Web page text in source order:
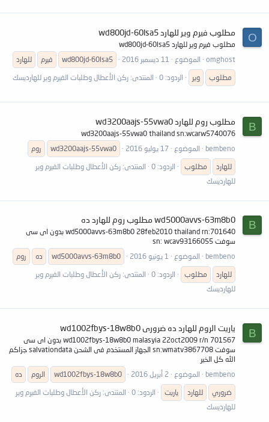
O مطلوب فيرم وير للهارد wd800jd-60lsa5
مطلوب فيرم وير للهارد wd800jd-60lsa5
omghost
الموضوع 11 ديسمبر 2016 wd800jd-60lsa5 فيرم
للهارد
مطلوب
وير الردود: 0 المنتدى: ركن الأعطال وطلبات الفيرم وير للهارديسك
B مطلوب روم للهارد wd3200aajs-55vwa0
wd3200aajs-55vwa0 thailand sn:wcarw5740076
bembeno
الموضوع 17 يوليو 2016 wd3200aajs-55vwa0
روم
للهارد
مطلوب الردود: 0 المنتدى: ركن الأعطال وطلبات الفيرم وير
للهارديسك
B wd5000avvs-63m8b0 مطلوب روم للهارد ده
wd5000avvs-63m8b0 28feb2010 thailand rn:701640 بدون اى سى
سوفت sn: wcav93166055
bembeno
الموضوع 1 يونيو 2016 wd5000avvs-63m8b0 ده
روم
للهارد
مطلوب الردود: 0 المنتدى: ركن الأعطال وطلبات الفيرم وير
للهارديسك
B ياريت الروم للهارد ده ضرورى wd1002fbys-18w8b0
wd1002fbys-18w8b0 malasyia 22oct2009 r/n 701567 بدون اى سى
سوفت sn:wmatv3867708 الجهاز المستخدم فى الشحن salvationdata جزاكم
الله كل الخير
bembeno
الموضوع 2 أبريل 2016 wd1002fbys-18w8b0 الروم
ده
ضروري
للهارد ياريت الردود: 0 المنتدى: ركن الأعطال وطلبات الفيرم وير
للهارديسك